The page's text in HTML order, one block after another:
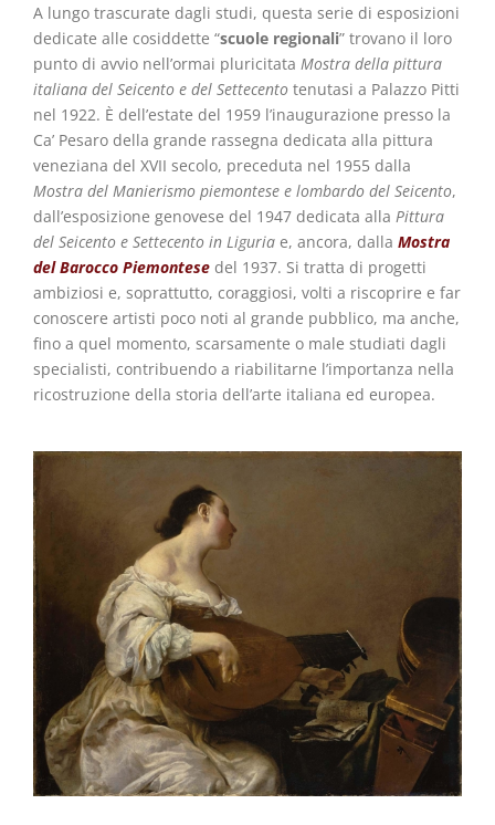
A lungo trascurate dagli studi, questa serie di esposizioni
dedicate alle cosiddette “scuole regionali” trovano il loro
punto di avvio nell’ormai pluricitata Mostra della pittura
italiana del Seicento e del Settecento tenutasi a Palazzo Pitti
nel 1922. È dell’estate del 1959 l’inaugurazione presso la
Ca’ Pesaro della grande rassegna dedicata alla pittura
veneziana del XVII secolo, preceduta nel 1955 dalla
Mostra del Manierismo piemontese e lombardo del Seicento,
dall’esposizione genovese del 1947 dedicata alla Pittura
del Seicento e Settecento in Liguria e, ancora, dalla Mostra
del Barocco Piemontese del 1937. Si tratta di progetti
ambiziosi e, soprattutto, coraggiosi, volti a riscoprire e far
conoscere artisti poco noti al grande pubblico, ma anche,
fino a quel momento, scarsamente o male studiati dagli
specialisti, contribuendo a riabilitarne l’importanza nella
ricostruzione della storia dell’arte italiana ed europea.